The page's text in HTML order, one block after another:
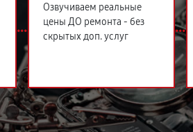
Озвучиваем реальные
цены ДО ремонта - без
скрытых доп. услуг